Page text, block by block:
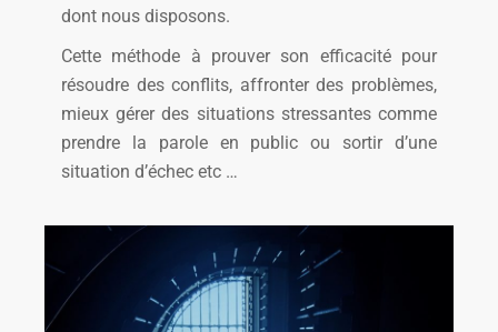
dont nous disposons.
Cette méthode à prouver son efficacité pour
résoudre des conflits, affronter des problèmes,
mieux gérer des situations stressantes comme
prendre la parole en public ou sortir d’une
situation d’échec etc …